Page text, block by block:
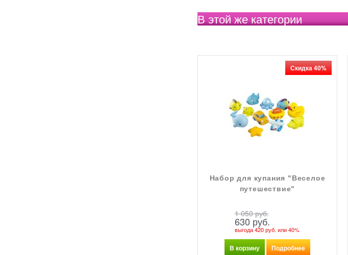
В этой же категории
Набор для купания "Веселое
путешествие"
Скидка 40%
1 050 руб.
630 руб.
выгода420 руб. или40%
В корзину Подробнее